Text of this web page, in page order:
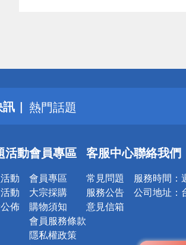
詐騙網頁！請小心！
得獎公告
熱門話題
銀行優惠
詐騙網頁！請小心！
活動
動
動
佈
會員專區
會員專區
大宗採購
購物須知
會員服務條款
隱私權政策
客服中心
常見問題
服務公告
意見信箱
聯絡我們
服務時間：
公司地址：